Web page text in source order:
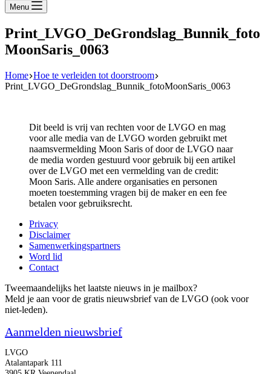
Menu
Print_LVGO_DeGrondslag_Bunnik_foto
MoonSaris_0063
Home Hoe te verleiden tot doorstroom
Print_LVGO_DeGrondslag_Bunnik_fotoMoonSaris_0063
Dit beeld is vrij van rechten voor de LVGO en mag
voor alle media van de LVGO worden gebruikt met
naamsvermelding Moon Saris of door de LVGO naar
de media worden gestuurd voor gebruik bij een artikel
over de LVGO met een vermelding van de credit:
Moon Saris. Alle andere organisaties en personen
moeten toestemming vragen bij de maker en een fee
betalen voor gebruiksrecht.
Privacy
Disclaimer
Samenwerkingspartners
Word lid
Contact
Tweemaandelijks het laatste nieuws in je mailbox?
Meld je aan voor de gratis nieuwsbrief van de LVGO (ook voor
niet-leden).
Aanmelden nieuwsbrief
LVGO
Atalantapark 111